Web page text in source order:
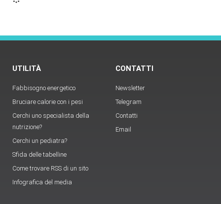
UTILITÀ
Fabbisogno energetico
Bruciare calorie con i pesi
Cerchi uno specialista della
nutrizione?
Cerchi un pediatra?
Sfida delle tabelline
Come trovare RSS di un sito
Infografica del media
CONTATTI
Newsletter
Telegram
Contatti
Email